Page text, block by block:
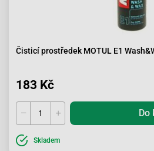
Čisticí prostředek MOTUL E1
183 Kč
Do
Skladem